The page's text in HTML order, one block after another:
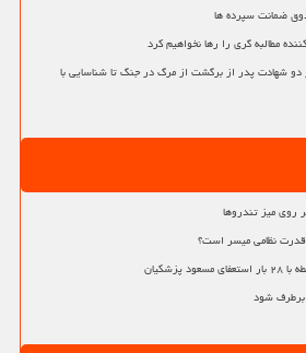
ضمانت سپرده ها
مطالبه گری را رها نخواهیم کرد
شهادت پدر از برگشت از مرگ در جنگ تا شناسایی با
روی میز تندروها
قدرت نظامی میسر است؟
برطرف شود